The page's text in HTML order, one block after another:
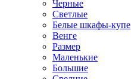
Черные
Светлые
Белые шкафы-купе
Венге
Размер
Маленькие
Большие